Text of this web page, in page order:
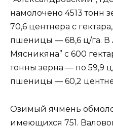
намолочено 4513 тонн
70,6 центнера с
пшени­цы — 68,6 ц/га. В
Мясникяна” с 600
тонны зерна — по 59,9
пшеницы — 60,2
Озимый ячмень
име­ющихся 751.